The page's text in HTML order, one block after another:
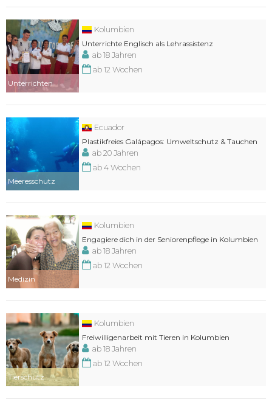
Unterrichten
Kolumbien
Unterrichte Englisch als Lehrassistenz
ab 18 Jahren
ab 12 Wochen
Meeresschutz
Ecuador
Plastikfreies Galápagos: Umweltschutz & Tauchen
ab 20 Jahren
ab 4 Wochen
Medizin
Kolumbien
Engagiere dich in der Seniorenpflege in Kolumbien
ab 18 Jahren
ab 12 Wochen
Tierschutz
Kolumbien
Freiwilligenarbeit mit Tieren in Kolumbien
ab 18 Jahren
ab 12 Wochen